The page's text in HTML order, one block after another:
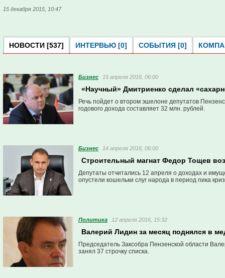
15 декабря 2015, 10:47
НОВОСТИ [537] ИНТЕРВЬЮ [0] СОБЫТИЯ [0]
Бизнес 15 апреля 2016, 06:00
«Научный» Дмитриенко сделал
Речь пойдет о втором эшелоне депутатов
годового дохода составляет 32 млн. рублей.
Бизнес 14 апреля 2016, 06:00
Строительный магнат Федор Тощев
Депутаты отчитались 12 апреля о доходах и
опустели кошельки слуг народа в период пика
Политика 12 апреля 2016, 15:32
Валерий Лидин за месяц поднялся в
Председатель Заксобра Пензенской области
занял 37 строчку списка.